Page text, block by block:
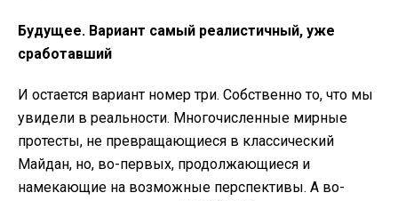
Будущее. Вариант самый реалистичный, уже
сработавший
И остается вариант номер три. Собственно то, что мы
увидели в реальности. Многочисленные мирные
протесты, не превращающиеся в классический
Майдан, но, во-первых, продолжающиеся и
намекающие на возможные перспективы. А во-